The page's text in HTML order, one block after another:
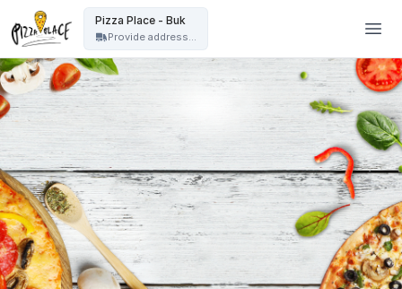
Pizza Place - Buk
Provide address...